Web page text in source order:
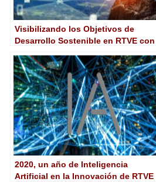
Visibilizando los Objetivos de
Desarrollo Sostenible en RTVE con
2020, un año de Inteligencia
Artificial en la Innovación de RTVE